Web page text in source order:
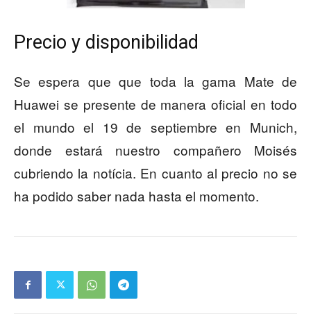
Precio y disponibilidad
Se espera que que toda la gama Mate de
Huawei se presente de manera oficial en todo
el mundo el 19 de septiembre en Munich,
donde estará nuestro compañero Moisés
cubriendo la notícia. En cuanto al precio no se
ha podido saber nada hasta el momento.